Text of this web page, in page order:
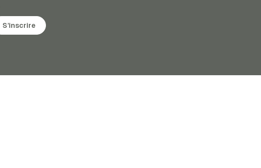
S’inscrire